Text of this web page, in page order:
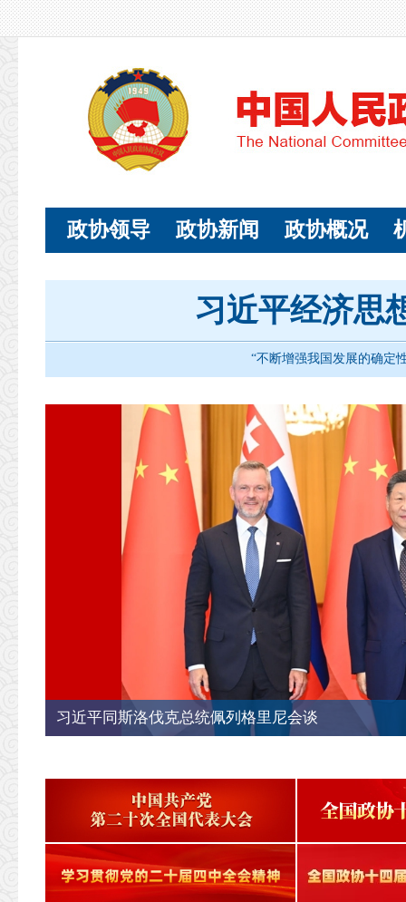
政协领导 政协新闻 政协概况
习近平经济思
“不断增强我国发展的确定
习近平同斯洛伐克总统佩列格里尼会谈